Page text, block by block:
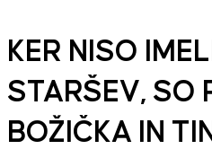
KER NISO
STARŠEV, SO
BOŽIČKA IN